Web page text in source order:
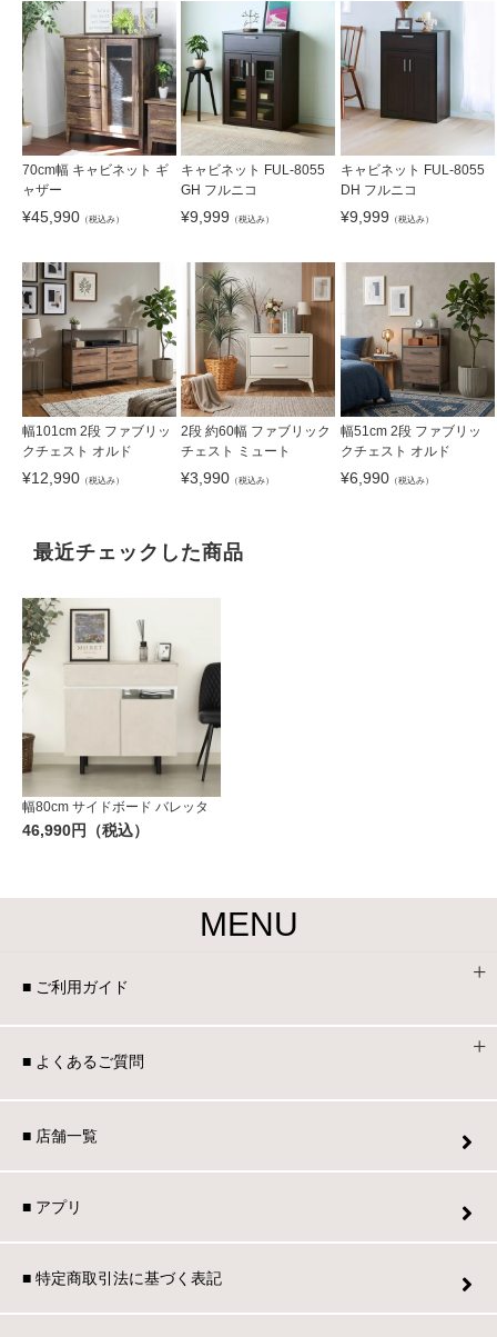
70cm幅 キャビネット ギ
ャザー
¥45,990 （税込み）
キャビネット FUL-8055
GH フルニコ
¥9,999 （税込み）
キャビネット FUL-8055
DH フルニコ
¥9,999 （税込み）
幅101cm 2段 ファブリッ
クチェスト オルド
¥12,990 （税込み）
2段 約60幅 ファブリック
チェスト ミュート
¥3,990 （税込み）
幅51cm 2段 ファブリッ
クチェスト オルド
¥6,990（税込み）
最近チェックした商品
幅80cm サイドボード バレッタ
46,990円（税込）
MENU
■ ご利用ガイド
■ よくあるご質問
■ 店舗一覧
■ アプリ
■ 特定商取引法に基づく表記